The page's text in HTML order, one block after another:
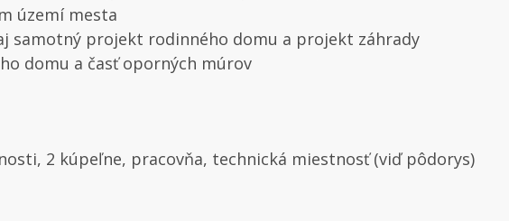
území mesta
samotný projekt rodinného domu a projekt záhrady
domu a časť oporných múrov
2 kúpeľne, pracovňa, technická miestnosť (viď pôdorys)